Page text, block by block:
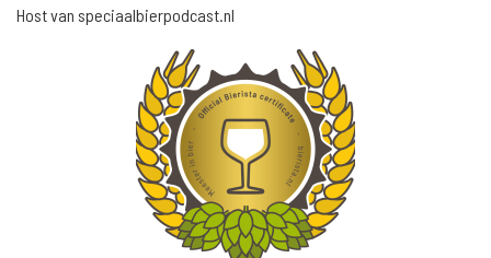
Host van speciaalbierpodcast.nl